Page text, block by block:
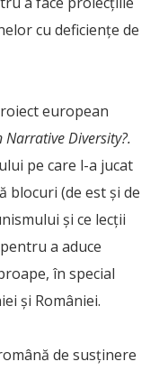
cu deficiențe de
european
Narrative Diversity?.
pe care l-a jucat
blocuri (de est și de
și ce lecții
a aduce
în special
și României.
de susținere